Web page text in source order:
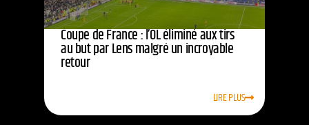
Coupe de France : l’OL éliminé aux tirs
au but par Lens malgré un incroyable
retour
LIRE PLUS